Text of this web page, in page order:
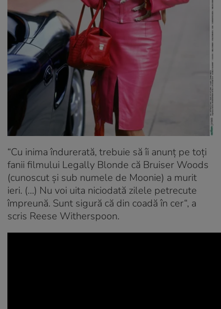
“Cu inima îndurerată, trebuie să îi anunț pe toți
fanii filmului Legally Blonde că Bruiser Woods
(cunoscut și sub numele de Moonie) a murit
ieri. (…) Nu voi uita niciodată zilele petrecute
împreună. Sunt sigură că din coadă în cer“, a
scris Reese Witherspoon.